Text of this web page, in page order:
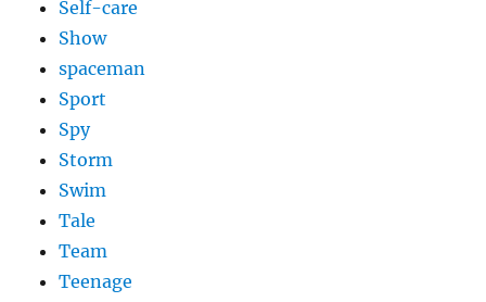
Self-care
Show
spaceman
Sport
Spy
Storm
Swim
Tale
Team
Teenage